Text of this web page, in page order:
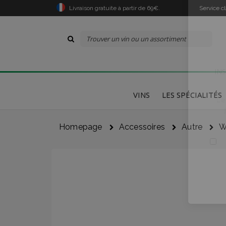
Livraison gratuite à partir de 69€. Service
VINS LES SPÉCIALITÉS
Homepage Accessoires Autre